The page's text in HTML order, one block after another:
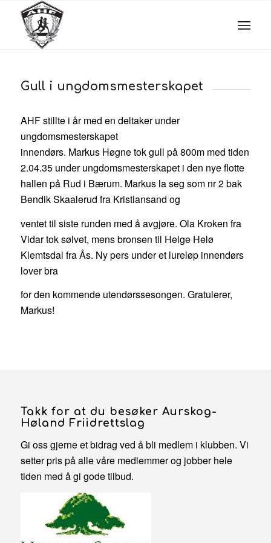
Gull i ungdomsmesterskapet
AHF stillte i år med en deltaker under
ungdomsmesterskapet
innendørs. Markus Høgne tok gull på 800m med tiden
2.04.35 under ungdomsmesterskapet i den nye flotte
hallen på Rud i Bærum. Markus la seg som nr 2 bak
Bendik Skaalerud fra Kristiansand og
ventet til siste runden med å avgjøre. Ola Kroken fra
Vidar tok sølvet, mens bronsen til Helge Helø
Klemtsdal fra Ås. Ny pers under et lureløp innendørs
lover bra
for den kommende utendørssesongen. Gratulerer,
Markus!
Takk for at du besøker Aurskog-
Høland Friidrettslag
Gi oss gjerne et bidrag ved å bli medlem i klubben. Vi
setter pris på alle våre medlemmer og jobber hele
tiden med å gi gode tilbud.